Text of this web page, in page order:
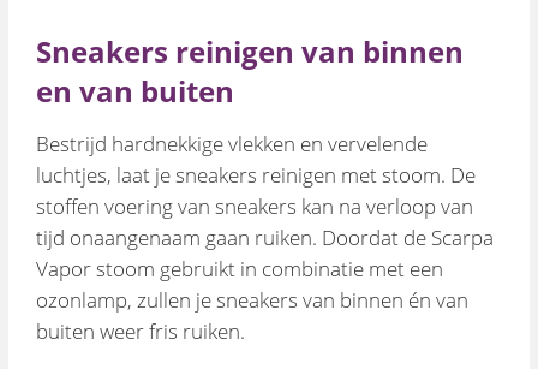
Sneakers reinigen van binnen
en van buiten
Bestrijd hardnekkige vlekken en vervelende
luchtjes, laat je sneakers reinigen met stoom. De
stoffen voering van sneakers kan na verloop van
tijd onaangenaam gaan ruiken. Doordat de Scarpa
Vapor stoom gebruikt in combinatie met een
ozonlamp, zullen je sneakers van binnen én van
buiten weer fris ruiken.